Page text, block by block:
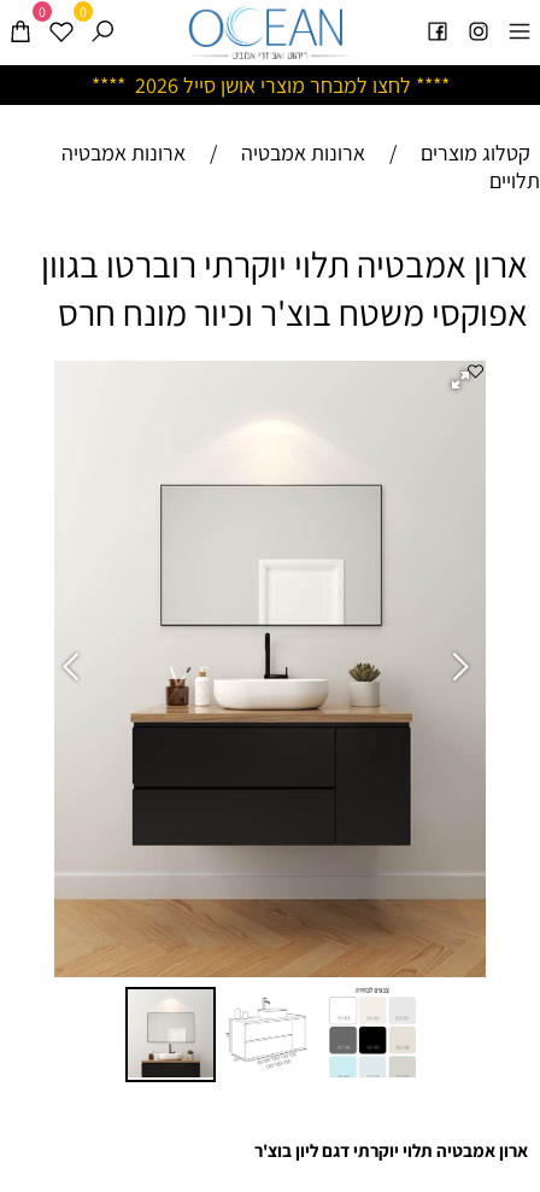
**** לחצו למבחר מוצרי אושן סייל 2026 ****
0 0
קטלוג מוצרים / ארונות אמבטיה /
ארונות אמבטיה
תלויים
ארון אמבטיה תלוי יוקרתי רוברטו בגוון
אפוקסי משטח בוצ'ר וכיור מונח חרס
ארון אמבטיה תלוי יוקרתי דגם ליון בוצ'ר